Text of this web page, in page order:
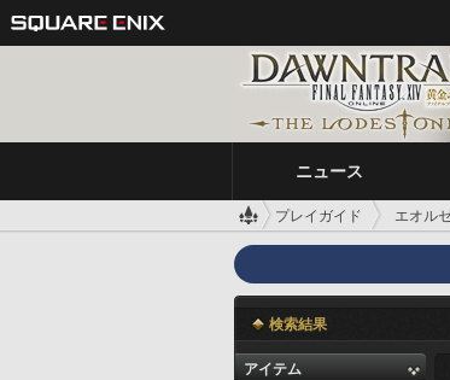
ニュース
プレイガイド エオル
検索結果
アイテム